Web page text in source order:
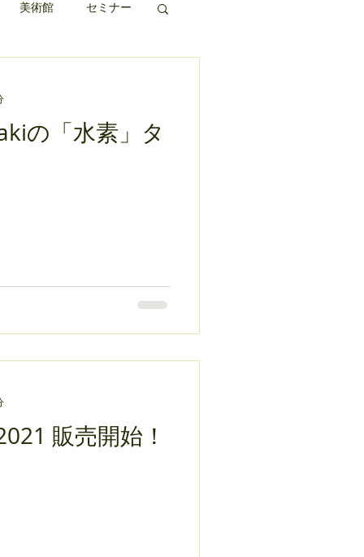
美術館 セミナー
の「水素」タ
販売開始！